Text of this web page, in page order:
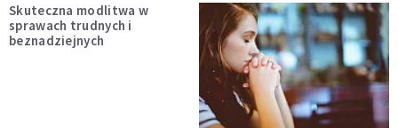
Skuteczna modlitwa w
sprawach trudnych i
beznadziejnych